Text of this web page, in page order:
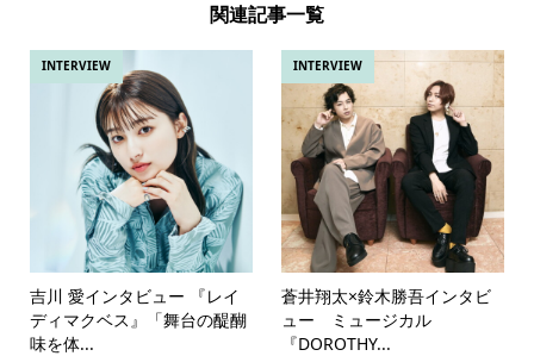
関連記事一覧
INTERVIEW
吉川 愛インタビュー 『レイ
ディマクベス』「舞台の醍醐
味を体...
INTERVIEW
蒼井翔太×鈴木勝吾インタビ
ュー ミュージカル
『DOROTHY...